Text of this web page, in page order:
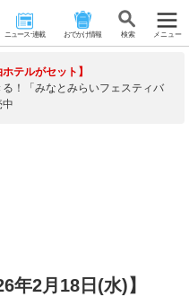
ニュース･連載 おでかけ情報 検 索 メニュー
テルがセット】
！「みなとみらいフェスティバ
中
年2月18日(水)】